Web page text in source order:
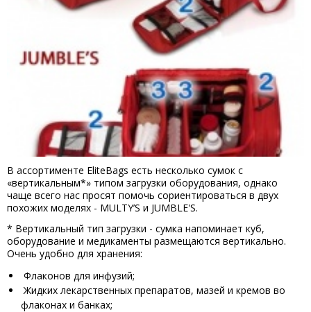
В ассортименте EliteBags есть несколько сумок с
«вертикальным*» типом загрузки оборудования, однако
чаще всего нас просят помочь сориентироваться в двух
похожих моделях - MULTY’S и JUMBLE'S.
* Вертикальный тип загрузки - сумка напоминает куб,
оборудование и медикаменты размещаются вертикально.
Очень удобно для хранения:
Флаконов для инфузий;
Жидких лекарственных препаратов, мазей и кремов во
флаконах и банках;